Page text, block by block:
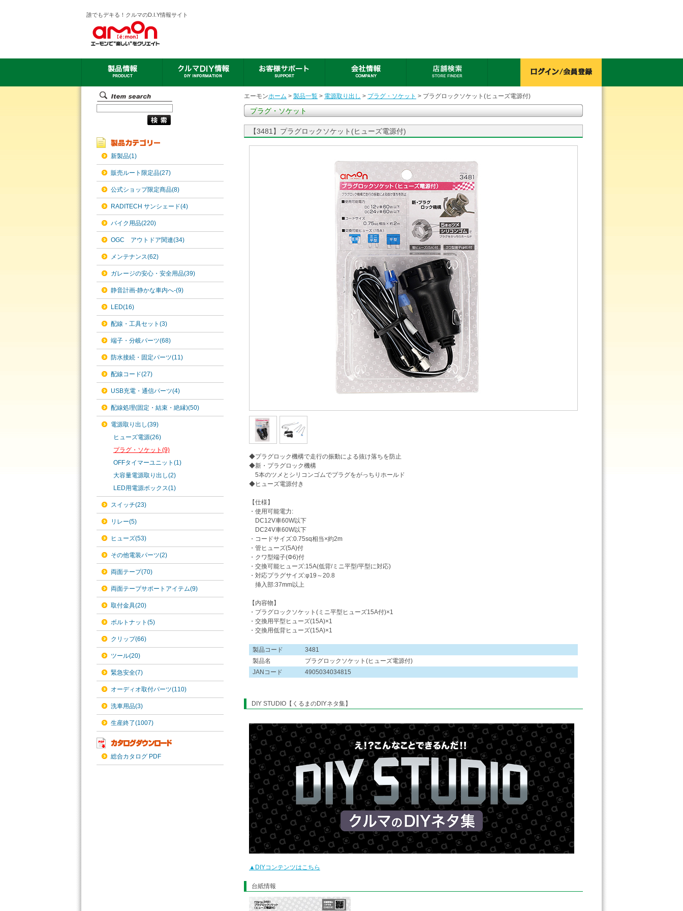
誰でもデキる！クルマのD.I.Y情報サイト
新製品(1)
販売ルート限定品(27)
公式ショップ限定商品(8)
RADITECH サンシェード(4)
バイク用品(220)
OGC アウトドア関連(34)
メンテナンス(62)
ガレージの安心・安全用品(39)
静音計画-静かな車内へ-(9)
LED(16)
配線・工具セット(3)
端子・分岐パーツ(68)
防水接続・固定パーツ(11)
配線コード(27)
USB充電・通信パーツ(4)
配線処理(固定・結束・絶縁)(50)
電源取り出し(39)
ヒューズ電源(26)
プラグ・ソケット(9)
OFFタイマーユニット(1)
大容量電源取り出し(2)
LED用電源ボックス(1)
スイッチ(23)
リレー(5)
ヒューズ(53)
その他電装パーツ(2)
両面テープ(70)
両面テープサポートアイテム(9)
取付金具(20)
ボルトナット(5)
クリップ(66)
ツール(20)
緊急安全(7)
オーディオ取付パーツ(110)
洗車用品(3)
生産終了(1007)
総合カタログ PDF
エーモンホーム > 製品一覧 > 電源取り出し > プラグ・ソケット > プラグロックソケット(ヒューズ電源付)
プラグ・ソケット
【3481】プラグロックソケット(ヒューズ電源付)
◆プラグロック機構で走行の振動による抜け落ちを防止
◆新・プラグロック機構
5本のツメとシリコンゴムでプラグをがっちりホールド
◆ヒューズ電源付き
【仕様】
・使用可能電力:
DC12V車60W以下
DC24V車60W以下
・コードサイズ:0.75sq相当×約2m
・管ヒューズ(5A)付
・クワ型端子(Φ6)付
・交換可能ヒューズ:15A(低背/ミニ平型/平型に対応)
・対応プラグサイズ:φ19～20.8
挿入部:37mm以上
【内容物】
・プラグロックソケット(ミニ平型ヒューズ15A付)×1
・交換用平型ヒューズ(15A)×1
・交換用低背ヒューズ(15A)×1
製品コード
3481
製品名
プラグロックソケット(ヒューズ電源付)
JANコード
4905034034815
DIY STUDIO【くるまのDIYネタ集】
▲DIYコンテンツはこちら
台紙情報